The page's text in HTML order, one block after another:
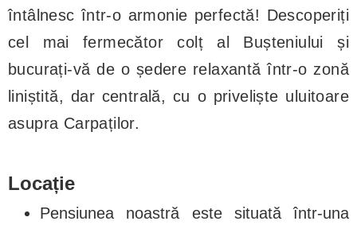
întâlnesc într-o armonie perfectă! Descoperiți
cel mai fermecător colț al Bușteniului și
bucurați-vă de o ședere relaxantă într-o zonă
liniștită, dar centrală, cu o priveliște uluitoare
asupra Carpaților.
Locație
Pensiunea noastră este situată într-una